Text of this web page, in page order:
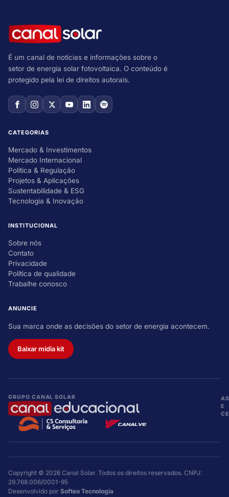
É um canal de notícias e informações sobre o
setor de energia solar fotovoltaica. O conteúdo é
protegido pela lei de direitos autorais.
CATEGORIAS
Mercado & Investimentos
Mercado Internacional
Política & Regulação
Projetos & Aplicações
Sustentabilidade & ESG
Tecnologia & Inovação
INSTITUCIONAL
Sobre nós
Contato
Privacidade
Política de qualidade
Trabalhe conosco
ANUNCIE
Sua marca onde as decisões do setor de energia acontecem.
Baixar mídia kit
GRUPO CANAL SOLAR
E
Copyright © 2026 Canal Solar. Todos os direitos reservados. CNPJ:
29.768.006/0001-95
Desenvolvido por Softeo Tecnologia